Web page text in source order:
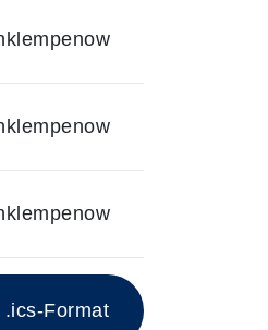
Format